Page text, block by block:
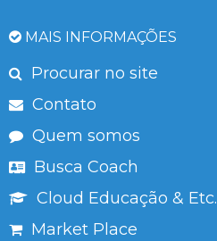
MAIS INFORMAÇÕES
Procurar no site
Contato
Quem somos
Busca Coach
Cloud Educação & Etc.
Market Place